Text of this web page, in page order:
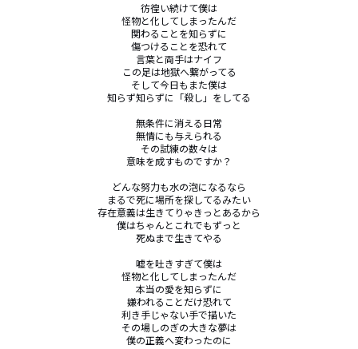
彷徨い続けて僕は
怪物と化してしまったんだ
関わることを知らずに
傷つけることを恐れて
言葉と両手はナイフ
この足は地獄へ繋がってる
そして今日もまた僕は
知らず知らずに「殺し」をしてる
無条件に消える日常
無情にも与えられる
その試練の数々は
意味を成すものですか？
どんな努力も水の泡になるなら
まるで死に場所を探してるみたい
存在意義は生きてりゃきっとあるから
僕はちゃんとこれでもずっと
死ぬまで生きてやる
嘘を吐きすぎて僕は
怪物と化してしまったんだ
本当の愛を知らずに
嫌われることだけ恐れて
利き手じゃない手で描いた
その場しのぎの大きな夢は
僕の正義へ変わったのに